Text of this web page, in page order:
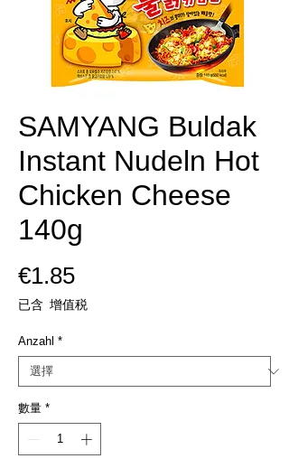
SAMYANG Buldak
Instant Nudeln Hot
Chicken Cheese
140g
€1.85價
格
已含 增值税
Anzahl *
數量 *